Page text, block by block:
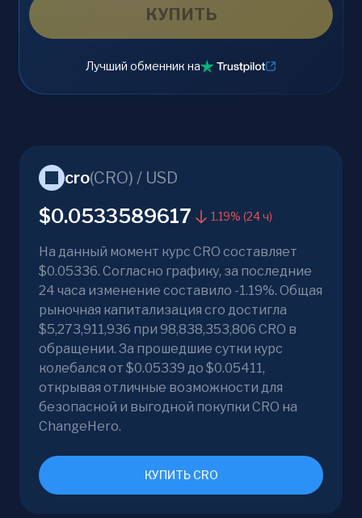
КУПИТЬ
Лучший обменник на
cro(CRO) / USD
$0.0533589617 1.19% (24 ч)
На данный момент курс CRO составляет
$0.05336. Согласно графику, за последние
24 часа изменение составило -1.19%. Общая
рыночная капитализация cro достигла
$5,273,911,936 при 98,838,353,806 CRO в
обращении. За прошедшие сутки курс
колебался от $0.05339 до $0.05411,
открывая отличные возможности для
безопасной и выгодной покупки CRO на
ChangeHero.
КУПИТЬ CRO